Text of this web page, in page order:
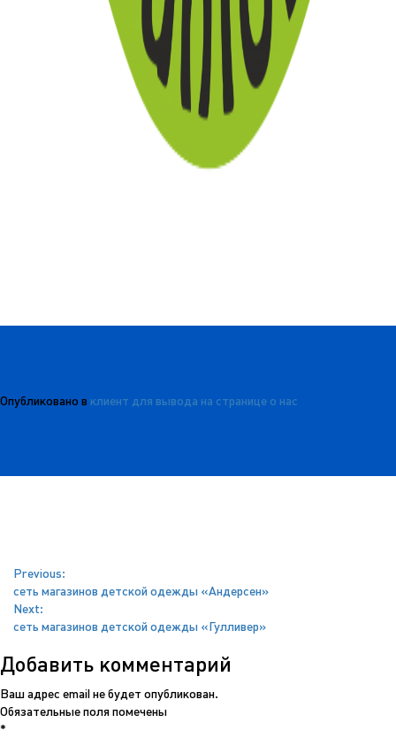
Опубликовано в клиент для вывода на странице о нас
Навигация
по
записям
Previous:
сеть магазинов детской одежды «Андерсен»
Next:
сеть магазинов детской одежды «Гулливер»
Добавить комментарий
Ваш адрес email не будет опубликован.
Обязательные поля помечены
*